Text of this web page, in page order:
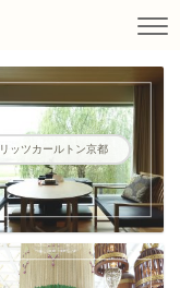
リッツカールトン京都